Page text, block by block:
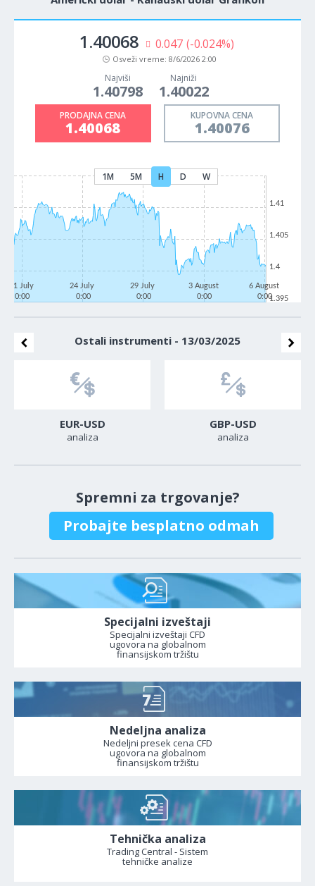
1.40068 0.047 (-0.024%)
Osveži vreme: 8/6/2026 2:00
Najviši
1.40798
Najniži
1.40022
PRODAJNA CENA
1.40068
KUPOVNA CENA
1.40076
1M 5M H D W
21 July
0:00
24 July
0:00
29 July
0:00
3 August
0:00
6 August
0:001.395
1.4
1.405
1.41
Ostali instrumenti - 13/03/2025
EUR-USD
analiza
GBP-USD
analiza
Spremni za trgovanje?
Probajte besplatno odmah
Specijalni izveštaji
Specijalni izveštaji CFD
ugovora na globalnom
finansijskom tržištu
Nedeljna analiza
Nedeljni presek cena CFD
ugovora na globalnom
finansijskom tržištu
Tehnička analiza
Trading Central - Sistem
tehničke analize